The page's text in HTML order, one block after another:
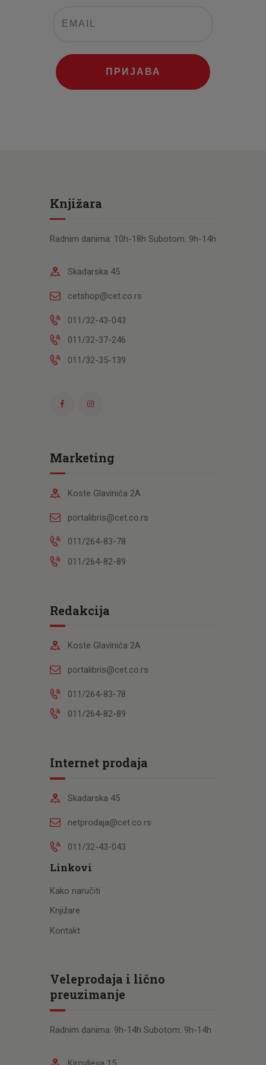
ПРИЈАВА
Knjižara
Radnim danima: 10h-18h Subotom: 9h-14h
Skadarska 45
cetshop@cet.co.rs
011/32-43-043
011/32-37-246
011/32-35-139
Marketing
Koste Glavinića 2A
portalibris@cet.co.rs
011/264-83-78
011/264-82-89
Redakcija
Koste Glavinića 2A
portalibris@cet.co.rs
011/264-83-78
011/264-82-89
Internet prodaja
Skadarska 45
netprodaja@cet.co.rs
011/32-43-043
Linkovi
Kako naručiti
Knjižare
Kontakt
Veleprodaja i lično
preuzimanje
Radnim danima: 9h-14h Subotom: 9h-14h